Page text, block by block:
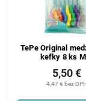
TePe Original
kefky 8 ks
4,47 € bez
5,50 €